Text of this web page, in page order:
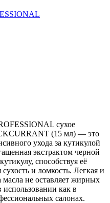
сухое
(15 мл) — это
ухода за кутикулой
экстрактом черной
способствуя её
и ломкость. Легкая и
не оставляет жирных
использовании как в
салонах.